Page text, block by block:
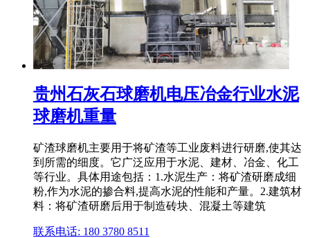
贵州石灰石球磨机电压冶金行业水泥
球磨机重量
矿渣球磨机主要用于将矿渣等工业废料进行研磨,使其达
到所需的细度。它广泛应用于水泥、建材、冶金、化工
等行业。具体用途包括：1.水泥生产：将矿渣研磨成细
粉,作为水泥的掺合料,提高水泥的性能和产量。2.建筑材
料：将矿渣研磨后用于制造砖块、混凝土等建筑
联系电话: 180 3780 8511